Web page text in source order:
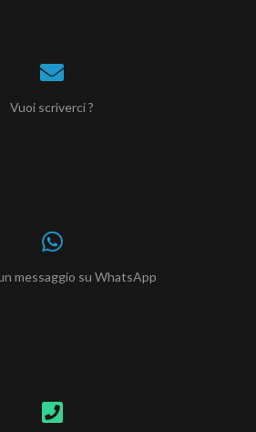
Vuoi scriverci ?
messaggio su WhatsApp